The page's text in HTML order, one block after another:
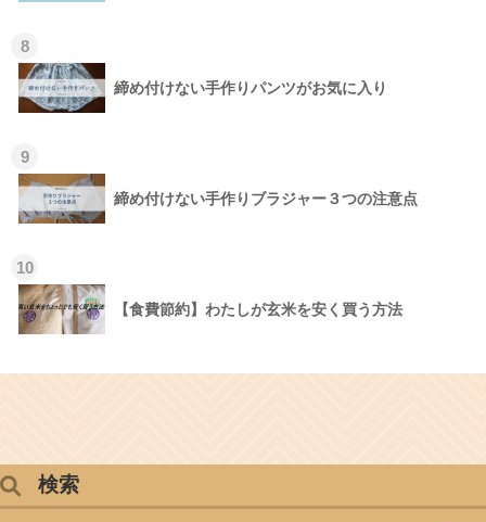
8
締め付けない手作りパンツがお気に入り
9
締め付けない手作りブラジャー３つの注意点
10
【食費節約】わたしが玄米を安く買う方法
検索